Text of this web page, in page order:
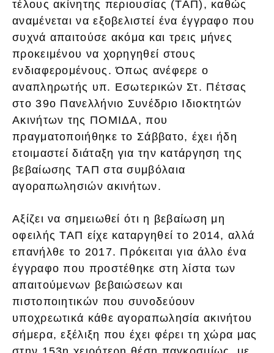
τέλους ακίνητης περιουσίας (ΤΑΠ), καθώς
αναμένεται να εξοβελιστεί ένα έγγραφο που
συχνά απαιτούσε ακόμα και τρεις μήνες
προκειμένου να χορηγηθεί στους
ενδιαφερομένους. Όπως ανέφερε ο
αναπληρωτής υπ. Εσωτερικών Στ. Πέτσας
στο 39ο Πανελλήνιο Συνέδριο Ιδιοκτητών
Ακινήτων της ΠΟΜΙΔΑ, που
πραγματοποιήθηκε το Σάββατο, έχει ήδη
ετοιμαστεί διάταξη για την κατάργηση της
βεβαίωσης ΤΑΠ στα συμβόλαια
αγοραπωλησιών ακινήτων.
Αξίζει να σημειωθεί ότι η βεβαίωση μη
οφειλής ΤΑΠ είχε καταργηθεί το 2014, αλλά
επανήλθε το 2017. Πρόκειται για άλλο ένα
έγγραφο που προστέθηκε στη λίστα των
απαιτούμενων βεβαιώσεων και
πιστοποιητικών που συνοδεύουν
υποχρεωτικά κάθε αγοραπωλησία ακινήτου
σήμερα, εξέλιξη που έχει φέρει τη χώρα μας